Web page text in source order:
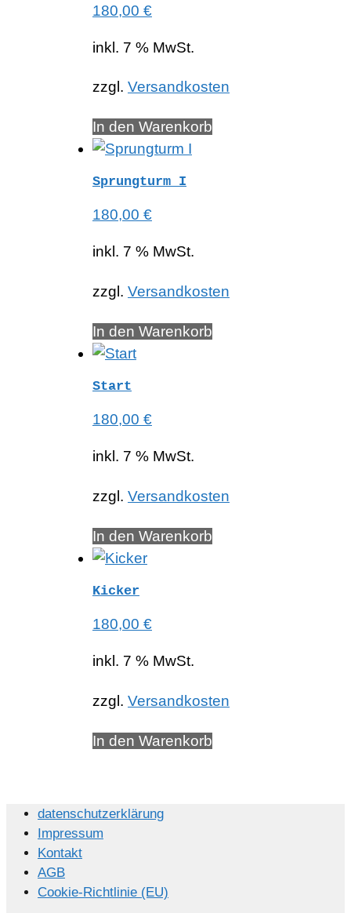
180,00 €
inkl. 7 % MwSt.
zzgl. Versandkosten
In den Warenkorb
Sprungturm I
180,00 €
inkl. 7 % MwSt.
zzgl. Versandkosten
In den Warenkorb
Start
180,00 €
inkl. 7 % MwSt.
zzgl. Versandkosten
In den Warenkorb
Kicker
180,00 €
inkl. 7 % MwSt.
zzgl. Versandkosten
In den Warenkorb
datenschutzerklärung
Impressum
Kontakt
AGB
Cookie-Richtlinie (EU)